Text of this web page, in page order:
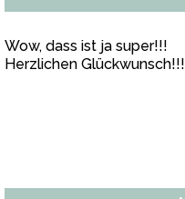
Wow, dass ist ja super!!!
Herzlichen